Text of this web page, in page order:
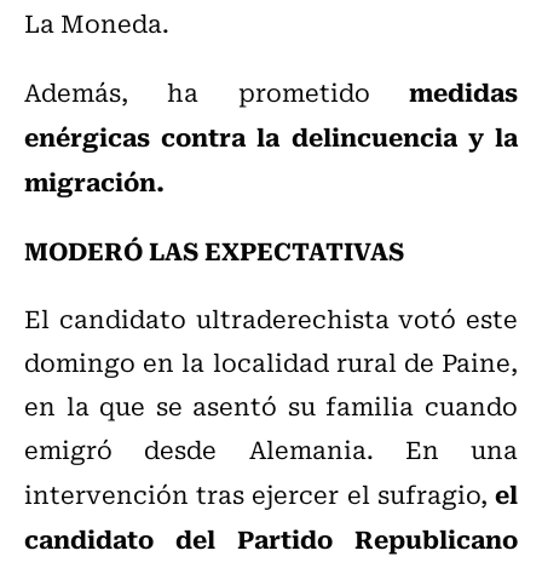
La Moneda.
Además, ha prometido medidas
enérgicas contra la delincuencia y la
migración.
MODERÓ LAS EXPECTATIVAS
El candidato ultraderechista votó este
domingo en la localidad rural de Paine,
en la que se asentó su familia cuando
emigró desde Alemania. En una
intervención tras ejercer el sufragio, el
candidato del Partido Republicano